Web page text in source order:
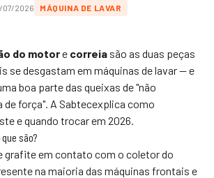
07/2026 MÁQUINA DE LAVAR
do motore correia são as duas peças
se desgastam em máquinas de lavar — e
boa parte das queixas de "não
de força". A Sabtecexplica como
e quando trocar em 2026.
são?
grafite em contato com o coletor do
na maioria das máquinas frontais e